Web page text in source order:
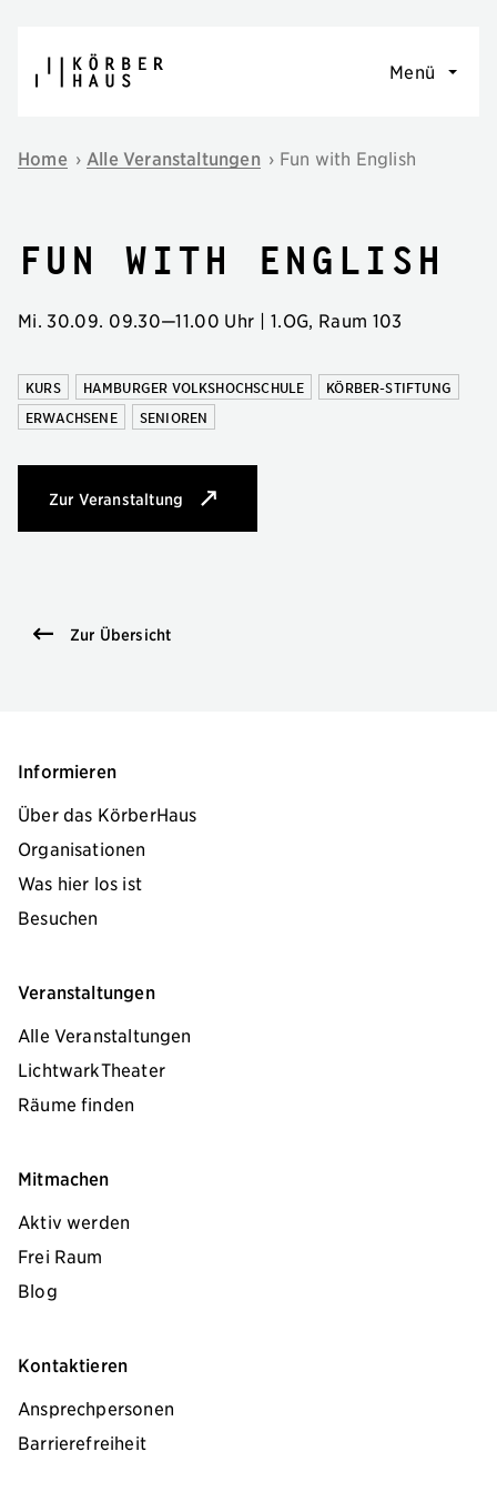
Menü
Home › Alle Veranstaltungen › Fun with English
Fun with English
Mi. 30.09. 09.30—11.00 Uhr | 1.OG, Raum 103
KURS HAMBURGER VOLKSHOCHSCHULE
KÖRBER-STIFTUNG
ERWACHSENE
SENIOREN
Zur Veranstaltung: Fun with English
Zur Übersicht
Informieren
Über das KörberHaus
Organisationen
Was hier los ist
Besuchen
Veranstaltungen
Alle Veranstaltungen
LichtwarkTheater
Räume finden
Mitmachen
Aktiv werden
Frei Raum
Blog
Kontaktieren
Ansprechpersonen
Barrierefreiheit